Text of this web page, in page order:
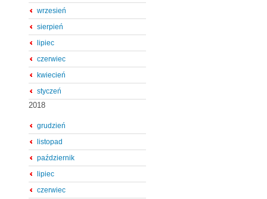
wrzesień
sierpień
lipiec
czerwiec
kwiecień
styczeń
2018
grudzień
listopad
październik
lipiec
czerwiec